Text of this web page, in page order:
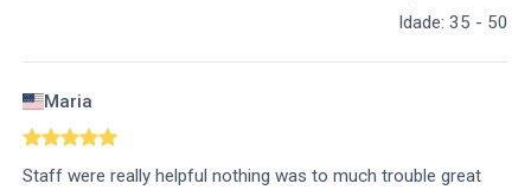
Idade: 35 - 50
Maria
Staff were really helpful nothing was to much trouble great